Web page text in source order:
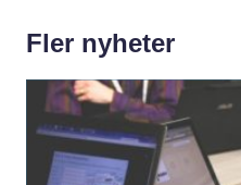
Fler nyheter